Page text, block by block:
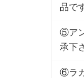
品で
⑤ア
承下
⑥ラ